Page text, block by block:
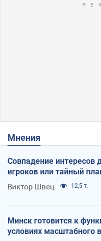
Мнения
Совпадение интересов
игроков или тайный
Виктор Швец 12,5 т.
Минск готовится к
условиях масштабного